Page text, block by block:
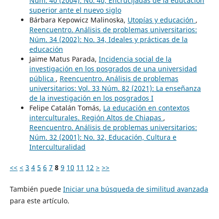
superior ante el nuevo siglo
Bárbara Kepowicz Malinoska, Utopías y educación ,
Reencuentro. Análisis de problemas universitarios:
Núm. 34 (2002): No. 34, Ideales y prácticas de la
educación
Jaime Matus Parada, Incidencia social de la
investigación en los posgrados de una universidad
pública , Reencuentro. Análisis de problemas
universitarios: Vol. 33 Núm. 82 (2021): La enseñanza
de la investigación en los posgrados I
Felipe Catalán Tomás, La educación en contextos
interculturales. Región Altos de Chiapas ,
Reencuentro. Análisis de problemas universitarios:
Núm. 32 (2001): No. 32, Educación, Cultura e
Interculturalidad
<< < 3 4 5 6 7 8 9 10 11 12 > >>
También puede Iniciar una búsqueda de similitud avanzada
para este artículo.